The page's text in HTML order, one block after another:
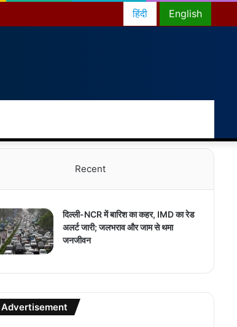
English
हिंदी
for
skin
Recent
दिल्ली-NCR में बारिश का कहर, IMD का रेड
अलर्ट जारी; जलभराव और जाम से थमा
जनजीवन
Advertisement